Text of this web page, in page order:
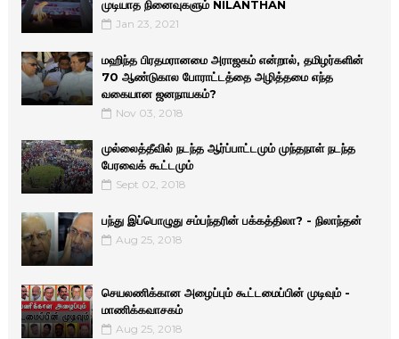
முடியாத நினைவுகளும் NILANTHAN
Jan 23, 2021
மஹிந்த பிரதமரானமை அராஜகம் என்றால், தமிழர்களின்
70 ஆண்டுகால போராட்டத்தை அழித்தமை எந்த
வகையான ஜனநாயகம்?
Nov 03, 2018
முல்லைத்தீவில் நடந்த ஆர்ப்பாட்டமும் முந்தநாள் நடந்த
பேரவைக் கூட்டமும்
Sept 02, 2018
பந்து இப்பொழுது சம்பந்தரின் பக்கத்திலா? - நிலாந்தன்
Aug 25, 2018
செயலணிக்கான அழைப்பும் கூட்டமைப்பின் முடிவும் -
மாணிக்­க­வா­சகம்
Aug 25, 2018